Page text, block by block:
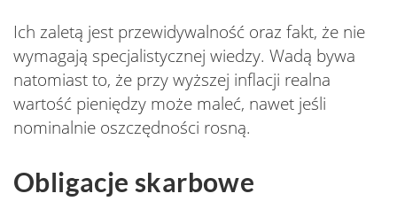
Ich zaletą jest przewidywalność oraz fakt, że nie
wymagają specjalistycznej wiedzy. Wadą bywa
natomiast to, że przy wyższej inflacji realna
wartość pieniędzy może maleć, nawet jeśli
nominalnie oszczędności rosną.
Obligacje skarbowe